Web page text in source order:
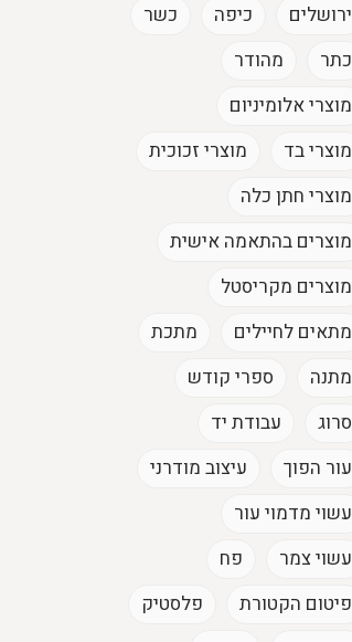
ירושלים
כיפה
כשר
כתר
מהודר
מוצרי אלומיניום
מוצרי בד
מוצרי זכוכית
מוצרי חתן כלה
מוצרים בהתאמה אישית
מוצרים מקריסטל
מתאים לחיילים
מתכת
מתנה
ספרי קודש
סרוג
עבודת יד
עור הפוך
עיצוב מודרני
עשוי מדמוי עור
עשוי צמר
פח
פיטום הקטורת
פלסטיק